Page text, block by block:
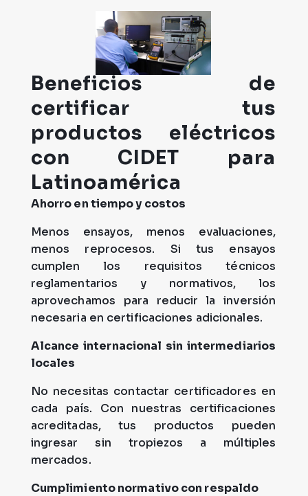
Beneficios de
certificar tus
productos eléctricos
con CIDET para
Latinoamérica
Ahorro en tiempo y costos
Menos ensayos, menos evaluaciones,
menos reprocesos. Si tus ensayos
cumplen los requisitos técnicos
reglamentarios y normativos, los
aprovechamos para reducir la inversión
necesaria en certificaciones adicionales.
Alcance internacional sin intermediarios
locales
No necesitas contactar certificadores en
cada país. Con nuestras certificaciones
acreditadas, tus productos pueden
ingresar sin tropiezos a múltiples
mercados.
Cumplimiento normativo con respaldo